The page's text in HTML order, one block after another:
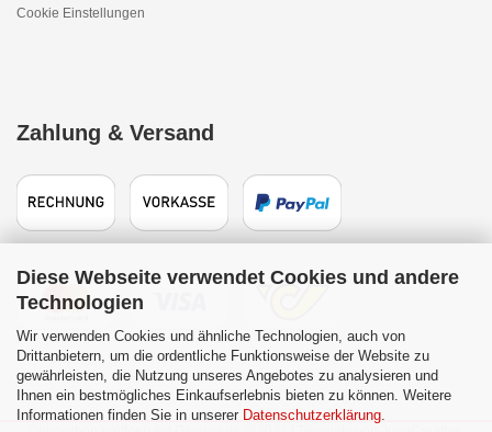
Diese Webseite verwendet Cookies und andere
Technologien
Wir verwenden Cookies und ähnliche Technologien, auch von
Drittanbietern, um die ordentliche Funktionsweise der Website zu
gewährleisten, die Nutzung unseres Angebotes zu analysieren und
Ihnen ein bestmögliches Einkaufserlebnis bieten zu können. Weitere
Informationen finden Sie in unserer Datenschutzerklärung.
Cookie Einstellungen
Zahlung & Versand